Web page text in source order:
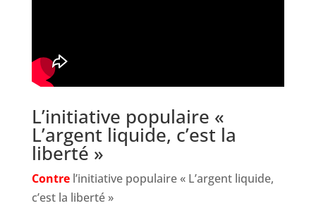
L’initiative populaire «
L’argent liquide, c’est la
liberté »
Contre l’initiative populaire « L’argent liquide,
c’est la liberté »